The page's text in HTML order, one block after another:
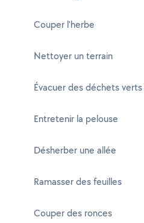
Couper l'herbe
Nettoyer un terrain
Évacuer des déchets verts
Entretenir la pelouse
Désherber une allée
Ramasser des feuilles
Couper des ronces